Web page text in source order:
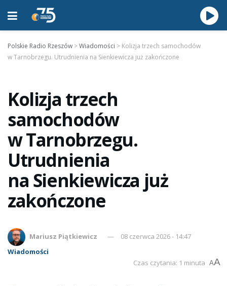
Polskie Radio Rzeszów >Wiadomości > Kolizja trzech samochodów
w Tarnobrzegu. Utrudnienia na Sienkiewicza już zakończone
Kolizja trzech
samochodów
w Tarnobrzegu.
Utrudnienia
na Sienkiewicza już
zakończone
Mariusz Piątkiewicz
08 czerwca 2026 - 14:47
Wiadomości
Czas czytania: 1 minuta AA